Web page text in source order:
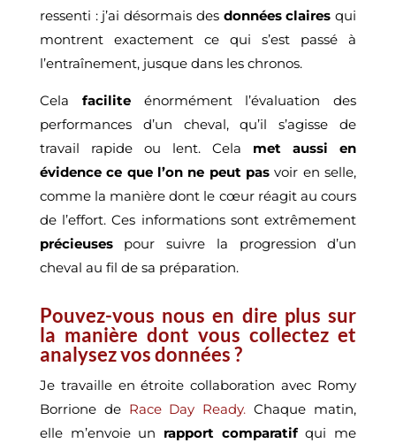
ressenti : j’ai désormais des données claires qui
montrent exactement ce qui s’est passé à
l’entraînement, jusque dans les chronos.
Cela faciliteénormément l’évaluation des
performances d’un cheval, qu’il s’agisse de
travail rapide ou lent. Cela met aussi en
évidence ce que l’on ne peut pas voir en selle,
comme la manière dont le cœur réagit au cours
de l’effort. Ces informations sont extrêmement
précieusespour suivre la progression d’un
cheval au fil de sa préparation.
Pouvez-vous nous en dire plus sur
la manière dont vous collectez et
analysez vos données ?
Je travaille en étroite collaboration avec Romy
Borrione de Race Day Ready. Chaque matin,
elle m’envoie un rapport comparatifqui me